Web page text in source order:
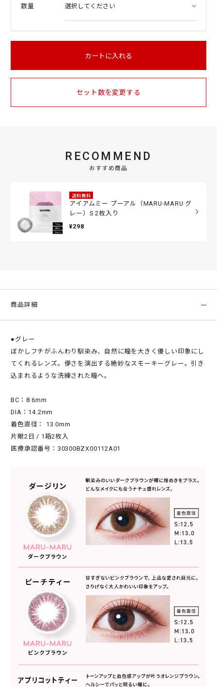
数量
カートに入れる
セット数を変更する
RECOMMEND
おすすめ商品
送料無料
アイアムミー プーアル（MARU-MARU グ
レー）S 2枚入り
¥298
商品詳細
●グレー
ぼかしフチがふんわり馴染み、自然に瞳を大きく優しい印象にし
てくれるレンズ。儚さを演出する絶妙なスモーキーグレー。引き
込まれるような洗練された瞳へ。
BC：8.6mm
DIA：14.2mm
着色直径： 13.0mm
片眼2日 / 1箱2枚入
医療承認番号：30300BZX00112A01